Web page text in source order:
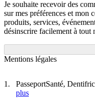
Je souhaite recevoir des
sur mes préférences et
produits, services,
désinscrire facilement à tout
Mentions légales
PasseportSanté,
plus